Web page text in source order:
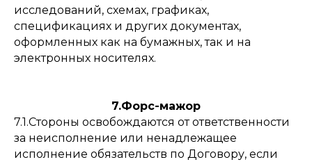
исследований, схемах, графиках,
спецификациях и других документах,
оформленных как на бумажных, так и на
электронных носителях.
7.Форс-мажор
7.1.Стороны освобождаются от ответственности
за неисполнение или ненадлежащее
исполнение обязательств по Договору, если